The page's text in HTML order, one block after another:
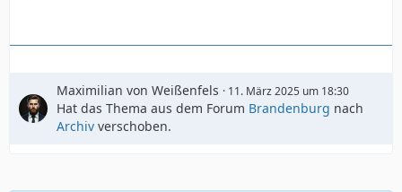
Maximilian von Weißenfels 11. März 2025 um 18:30
Hat das Thema aus dem Forum Brandenburg nach
Archiv verschoben.